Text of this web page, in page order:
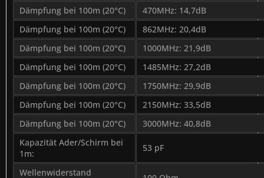
Dämpfung bei 100m (20°C)
470MHz: 14,7dB
Dämpfung bei 100m (20°C)
862MHz: 20,4dB
Dämpfung bei 100m (20°C)
1000MHz: 21,9dB
Dämpfung bei 100m (20°C)
1485MHz: 27,2dB
Dämpfung bei 100m (20°C)
1750MHz: 29,9dB
Dämpfung bei 100m (20°C)
2150MHz: 33,5dB
Dämpfung bei 100m (20°C)
3000MHz: 40,8dB
Kapazität Ader/Schirm bei
1m:
53 pF
Wellenwiderstand